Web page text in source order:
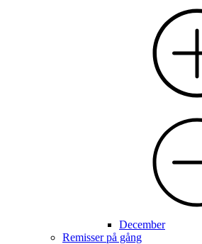
December
Remisser på gång